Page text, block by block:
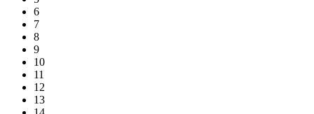
6
7
8
9
10
11
12
13